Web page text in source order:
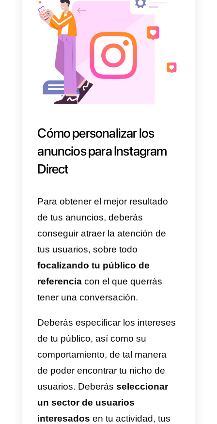
Direct, permitirá a tu empresa
abrir líneas de comunicación
con tu público de referencia
tal manera que éste pueda
ponerse en contacto contigo en
cualquier momento y
De hecho, cada vez más
empresas utilizan Instagram
como medio de venta
, para
promover sus productos y
servicios dentro de la plataforma
de la red social, apoyándose en
Direct para interactuar con sus
potenciales clientes.
Además, tus clientes podrán
ponerse en contacto contigo a
través de Instagram Direct
solicitar asistenciasobre tus
productos o servicios,